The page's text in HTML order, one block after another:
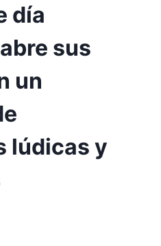
día
sus
un
lúdicas y